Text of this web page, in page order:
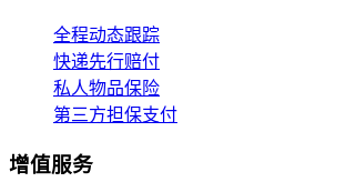
全程动态跟踪
快递先行赔付
私人物品保险
第三方担保支付
增值服务